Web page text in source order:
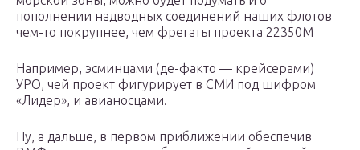
пополнении надводных соединений наших флотов
чем-то покрупнее, чем фрегаты проекта 22350М
Например, эсминцами (де-факто — крейсерами)
УРО, чей проект фигурирует в СМИ под шифром
«Лидер», и авианосцами.
Ну, а дальше, в первом приближении обеспечив